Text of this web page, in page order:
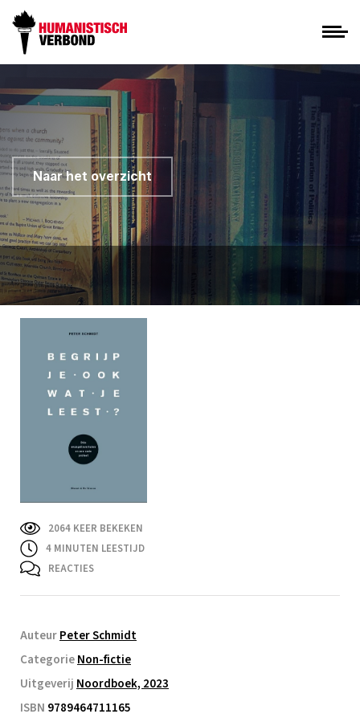
Naar het overzicht
2064 KEER BEKEKEN
4 MINUTEN LEESTIJD
REACTIES
AuteurPeter Schmidt
CategorieNon-fictie
Uitgeverij Noordboek, 2023
ISBN 9789464711165